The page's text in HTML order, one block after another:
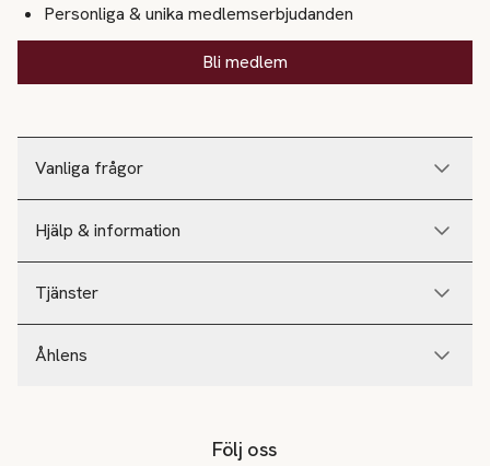
Vanliga frågor
Hjälp & information
Tjänster
Åhlens
Personliga & unika medlemserbjudanden
Bli medlem
Följ oss